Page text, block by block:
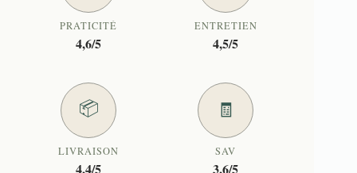
PRATICITÉ
4,6/5
ENTRETIEN
4,5/5
📦
LIVRAISON
4,4/5
🧾
SAV
3,6/5